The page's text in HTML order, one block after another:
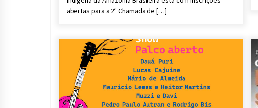
abertas para a 2ª Chamada de […]